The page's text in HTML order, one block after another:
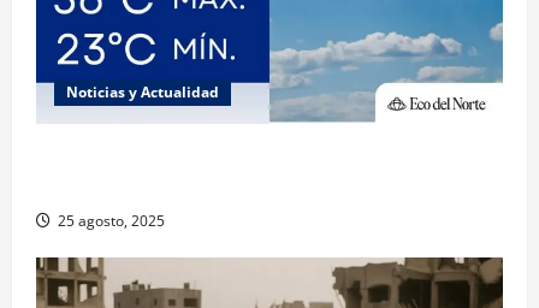
Noticias y Actualidad
25 agosto, 2025